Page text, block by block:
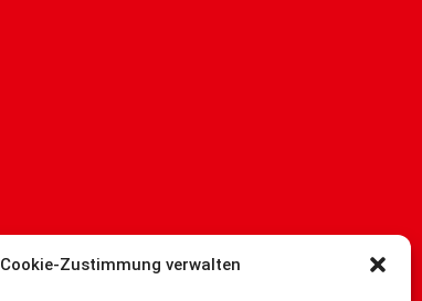
Cookie-Zustimmung verwalten